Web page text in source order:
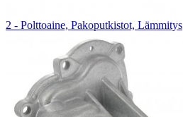
2 - Polttoaine, Pakoputkistot, Lämmitys